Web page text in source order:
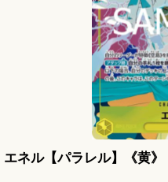
エネル【パラレル】《黄》